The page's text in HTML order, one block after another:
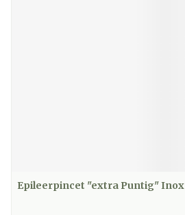
Epileerpincet "extra Puntig" Inox